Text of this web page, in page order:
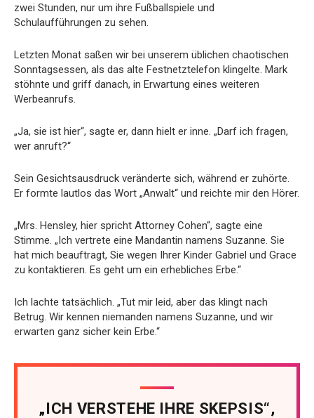
zwei Stunden, nur um ihre Fußballspiele und
Schulaufführungen zu sehen.
Letzten Monat saßen wir bei unserem üblichen chaotischen
Sonntagsessen, als das alte Festnetztelefon klingelte. Mark
stöhnte und griff danach, in Erwartung eines weiteren
Werbeanrufs.
„Ja, sie ist hier“, sagte er, dann hielt er inne. „Darf ich fragen,
wer anruft?“
Sein Gesichtsausdruck veränderte sich, während er zuhörte.
Er formte lautlos das Wort „Anwalt“ und reichte mir den Hörer.
„Mrs. Hensley, hier spricht Attorney Cohen“, sagte eine
Stimme. „Ich vertrete eine Mandantin namens Suzanne. Sie
hat mich beauftragt, Sie wegen Ihrer Kinder Gabriel und Grace
zu kontaktieren. Es geht um ein erhebliches Erbe.“
Ich lachte tatsächlich. „Tut mir leid, aber das klingt nach
Betrug. Wir kennen niemanden namens Suzanne, und wir
erwarten ganz sicher kein Erbe.“
„ICH VERSTEHE IHRE SKEPSIS“,